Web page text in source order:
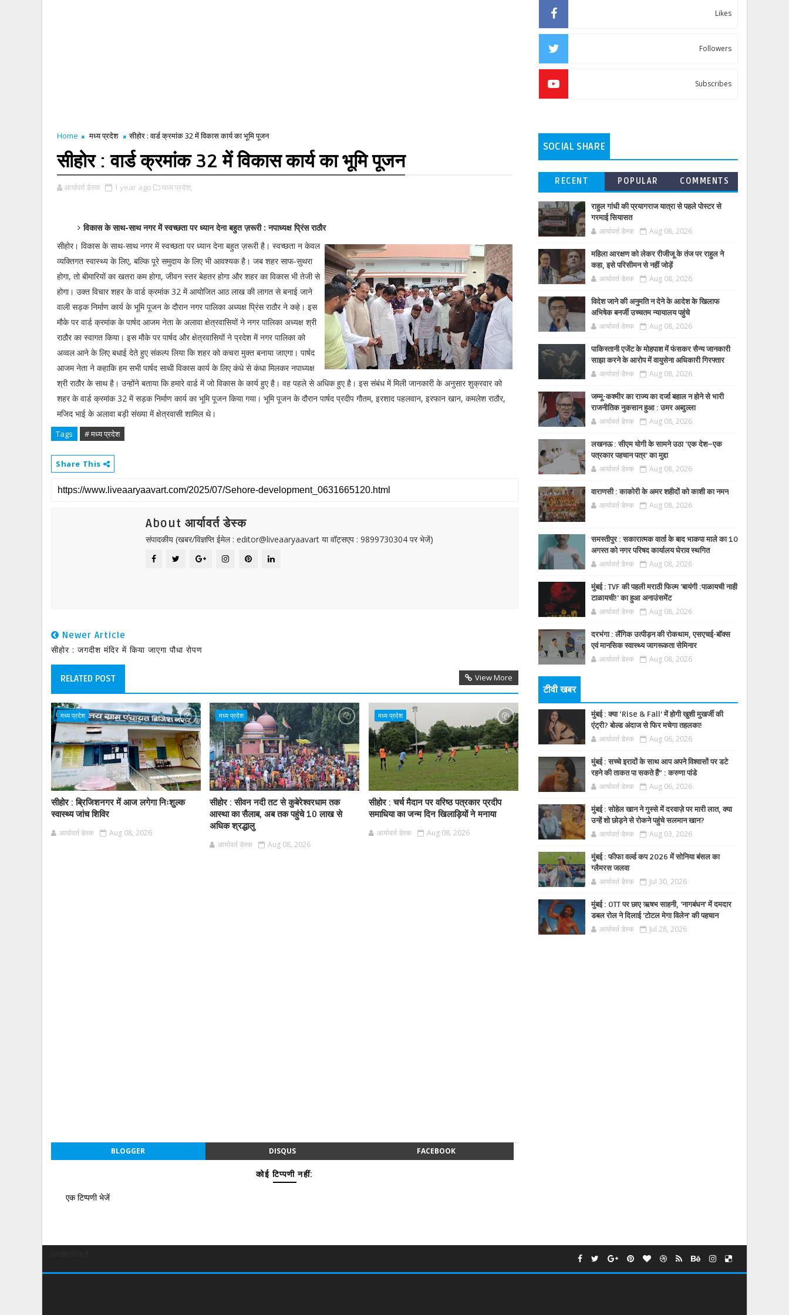
Home मध्य प्रदेश सीहोर : वार्ड क्रमांक 32 में विकास कार्य का भूमि पूजन
सीहोर : वार्ड क्रमांक 32 में विकास कार्य का भूमि पूजन
आर्यावर्त डेस्क 1 year ago मध्य प्रदेश,
विकास के साथ-साथ नगर में स्वच्छता पर ध्यान देना बहुत ज़रूरी : नपाध्यक्ष प्रिंस राठौर
सीहोर। विकास के साथ-साथ नगर में स्वच्छता पर ध्यान देना बहुत ज़रूरी है। स्वच्छता न केवल
व्यक्तिगत स्वास्थ्य के लिए, बल्कि पूरे समुदाय के लिए भी आवश्यक है। जब शहर साफ-सुथरा
होगा, तो बीमारियों का खतरा कम होगा, जीवन स्तर बेहतर होगा और शहर का विकास भी तेजी से
होगा। उक्त विचार शहर के वार्ड क्रमांक 32 में आयोजित आठ लाख की लागत से बनाई जाने
वाली सड़क निर्माण कार्य के भूमि पूजन के दौरान नगर पालिका अध्यक्ष प्रिंस राठौर ने कहे। इस
मौके पर वार्ड क्रमांक के पार्षद आजम नेता के अलावा क्षेत्रवासियों ने नगर पालिका अध्यक्ष श्री
राठौर का स्वागत किया। इस मौके पर पार्षद और क्षेत्रवासियों ने प्रदेश में नगर पालिका को
अव्वल आने के लिए बधाई देते हुए संकल्प लिया कि शहर को कचरा मुक्त बनाया जाएगा। पार्षद
आजम नेता ने कहाकि हम सभी पार्षद साथी विकास कार्य के लिए कंधे से कंधा मिलकर नपाध्यक्ष
श्री राठौर के साथ है। उन्होंने बताया कि हमारे वार्ड में जो विकास के कार्य हुए है। वह पहले से अधिक हुए है। इस संबंध में मिली जानकारी के अनुसार शुक्रवार को
शहर के वार्ड क्रमांक 32 में सड़क निर्माण कार्य का भूमि पूजन किया गया। भूमि पूजन के दौरान पार्षद प्रदीप गौतम, इरशाद पहलवान, इरफान खान, कमलेश राठौर,
मजिद भाई के अलावा बड़ी संख्या में क्षेत्रवासी शामिल थे।
Tags # मध्य प्रदेश
Share This
About आर्यावर्त डेस्क
संपादकीय (खबर/विज्ञप्ति ईमेल : editor@liveaaryaavart या वॉट्सएप : 9899730304 पर भेजें)
Newer Article
सीहोर : जगदीश मंदिर में किया जाएगा पौधा रोपण
RELATED POST View More
मध्य प्रदेश
सीहोर : ब्रिजिशनगर में आज लगेगा निःशुल्क
स्वास्थ्य जांच शिविर
आर्यावर्त डेस्क Aug 08, 2026
मध्य प्रदेश
सीहोर : सीवन नदी तट से कुबेरेश्वरधाम तक
आस्था का सैलाब, अब तक पहुंचे 10 लाख से
अधिक श्रद्धालु
आर्यावर्त डेस्क Aug 08, 2026
मध्य प्रदेश
सीहोर : चर्च मैदान पर वरिष्ठ पत्रकार प्रदीप
समाधिया का जन्म दिन खिलाड़ियों ने मनाया
आर्यावर्त डेस्क Aug 08, 2026
BLOGGER DISQUS FACEBOOK
कोई टिप्पणी नहीं:
एक टिप्पणी भेजें
Likes
Followers
Subscribes
SOCIAL SHARE
RECENT POPULAR COMMENTS
राहुल गांधी की प्रयागराज यात्रा से पहले पोस्टर से
गरमाई सियासत
आर्यावर्त डेस्क Aug 08, 2026
महिला आरक्षण को लेकर रीजीजू के तंज पर राहुल ने
कहा, इसे परिसीमन से नहीं जोड़ें
आर्यावर्त डेस्क Aug 08, 2026
विदेश जाने की अनुमति न देने के आदेश के खिलाफ
अभिषेक बनर्जी उच्चतम न्यायालय पहुंचे
आर्यावर्त डेस्क Aug 08, 2026
पाकिस्तानी एजेंट के मोहपाश में फंसकर सैन्य जानकारी
साझा करने के आरोप में वायुसेना अधिकारी गिरफ्तार
आर्यावर्त डेस्क Aug 08, 2026
जम्मू-कश्मीर का राज्य का दर्जा बहाल न होने से भारी
राजनीतिक नुकसान हुआ : उमर अब्दुल्ला
आर्यावर्त डेस्क Aug 08, 2026
लखनऊ : सीएम योगी के सामने उठा ‘एक देश–एक
पत्रकार पहचान पत्र’ का मुद्दा
आर्यावर्त डेस्क Aug 08, 2026
वाराणसी : काकोरी के अमर शहीदों को काशी का नमन
आर्यावर्त डेस्क Aug 08, 2026
समस्तीपुर : सकारात्मक वार्ता के बाद भाकपा माले का 10
अगस्त को नगर परिषद कार्यालय घेराव स्थगित
आर्यावर्त डेस्क Aug 08, 2026
मुंबई : TVF की पहली मराठी फिल्म 'बायंगी :पाळायची नाही
टाळायची!' का हुआ अनाउंसमेंट
आर्यावर्त डेस्क Aug 08, 2026
दरभंगा : लैंगिक उत्पीड़न की रोकथाम, एसएचई-बॉक्स
एवं मानसिक स्वास्थ्य जागरूकता सेमिनार
आर्यावर्त डेस्क Aug 08, 2026
टीवी खबर
मुंबई : क्या ‘Rise & Fall’ में होगी खुशी मुखर्जी की
एंट्री? बोल्ड अंदाज से फिर मचेगा तहलका!
आर्यावर्त डेस्क Aug 06, 2026
मुंबई : सच्चे इरादों के साथ आप अपने विश्वासों पर डटे
रहने की ताकत पा सकते हैं” : करुणा पांडे
आर्यावर्त डेस्क Aug 06, 2026
मुंबई : सोहेल खान ने गुस्से में दरवाज़े पर मारी लात, क्या
उन्हें शो छोड़ने से रोकने पहुंचे सलमान खान?
आर्यावर्त डेस्क Aug 03, 2026
मुंबई : फीफा वर्ल्ड कप 2026 में सोनिया बंसल का
ग्लैमरस जलवा
आर्यावर्त डेस्क Jul 30, 2026
मुंबई : OTT पर छाए ऋषभ साहनी, 'नागबंधन' में दमदार
डबल रोल ने दिलाई 'टोटल मेगा विलेन' की पहचान
आर्यावर्त डेस्क Jul 28, 2026